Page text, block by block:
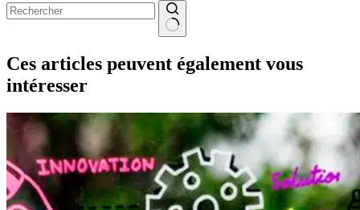
résultat
Ces articles peuvent également vous
intéresser